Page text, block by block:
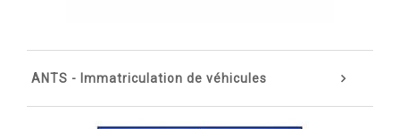
ANTS - Immatriculation de véhicules